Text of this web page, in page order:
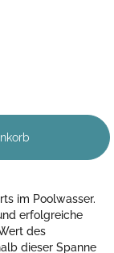
im Poolwasser.
erfolgreiche
des
dieser Spanne